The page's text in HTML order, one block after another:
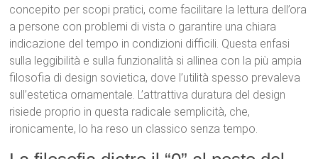
concepito per scopi pratici, come facilitare la lettura dell’ora
a persone con problemi di vista o garantire una chiara
indicazione del tempo in condizioni difficili. Questa enfasi
sulla leggibilità e sulla funzionalità si allinea con la più ampia
filosofia di design sovietica, dove l’utilità spesso prevaleva
sull’estetica ornamentale. L’attrattiva duratura del design
risiede proprio in questa radicale semplicità, che,
ironicamente, lo ha reso un classico senza tempo.